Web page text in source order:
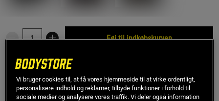
Føj til indkøbskurven
Gratis fragt over 349 kr
SKU #VENUM-03830-126 | EAN 3611441589633
Vi bruger cookies til, at få vores hjemmeside til at virke ordentligt,
personalisere indhold og reklamer, tilbyde funktioner i forhold til
sociale medier og analysere vores traffik. Vi deler også information